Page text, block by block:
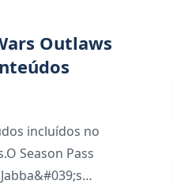
Outlaws
incluídos no
Season Pass